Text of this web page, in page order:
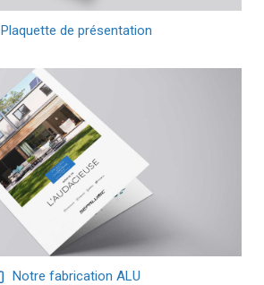
Plaquette de présentation
Notre fabrication ALU